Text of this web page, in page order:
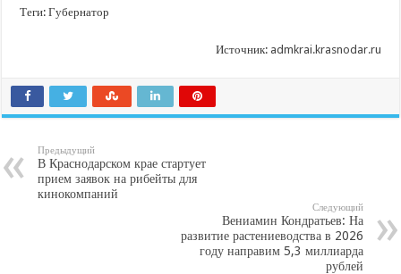
Теги: Губернатор
Источник: admkrai.krasnodar.ru
Предыдущий
В Краснодарском крае стартует
прием заявок на рибейты для
кинокомпаний
Следующий
Вениамин Кондратьев: На
развитие растениеводства в 2026
году направим 5,3 миллиарда
рублей